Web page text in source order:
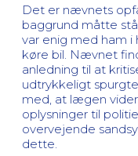
Det er nævnets
baggrund måtte
var enig med ham i
køre bil. Nævnet
anledning til at
udtrykkeligt spurgte
med, at lægen
oplysninger til
overvejende
dette.